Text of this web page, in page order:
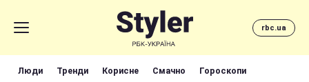
rbc.ua
Люди Тренди Корисне Смачно Гороскопи